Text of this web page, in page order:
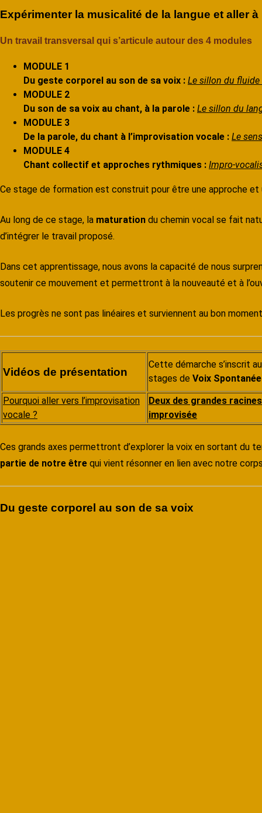
Expérimenter la musicalité de la langue et aller
Un travail transversal qui s’articule autour des 4 modules
MODULE 1
Du geste corporel au son de sa voix : Le sillon du
MODULE 2
Du son de sa voix au chant, à la parole : Le sillon du
MODULE 3
De la parole, du chant à l’improvisation vocale : Le
MODULE 4
Chant collectif et approches rythmiques : Impro-
Ce stage de formation est construit pour être une approche
Au long de ce stage, la maturation du chemin vocal se fait
d’intégrer le travail proposé.
Dans cet apprentissage, nous avons la capacité de nous
soutenir ce mouvement et permettront à la nouveauté et à
Les progrès ne sont pas linéaires et surviennent au bon
Vidéos de présentation
Cette démarche s’inscrit
stages de Voix
Pourquoi aller vers l’improvisation
vocale ?
Deux des grandes
improvisée
Ces grands axes permettront d’explorer la voix en sortant du
partie de notre être qui vient résonner en lien avec notre
Du geste corporel au son de sa voix